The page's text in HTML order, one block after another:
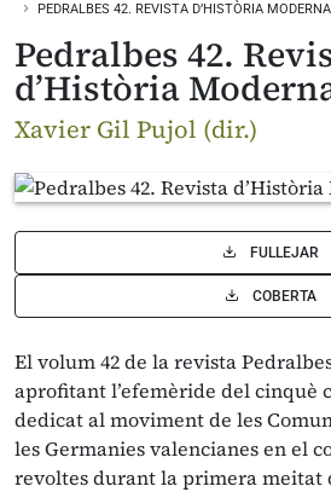
PEDRALBES 42. REVISTA D’HISTÒRIA
Pedralbes 42.
d’Història
Xavier Gil Pujol (dir.)
FULLEJAR
COBERTA
El volum 42 de la revista
aprofitant l’efemèride del cinquè
dedicat al moviment de les
les Germanies valencianes en el
revoltes durant la primera meitat